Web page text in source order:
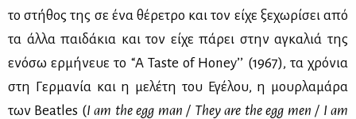
το στή­θος της σε ένα θέ­ρε­τρο και τον εί­χε ξε­χω­ρί­σει από
τα άλ­λα παι­δά­κια και τον εί­χε πά­ρει στην αγκα­λιά της
ενό­σω ερ­μή­νευε το “A Taste of Honey’’ (1967), τα χρό­νια
στη Γερ­μα­νία και η με­λέ­τη του Εγέ­λου, η μουρ­λα­μά­ρα
των Beatles (I am the egg man / They are the egg men / I am